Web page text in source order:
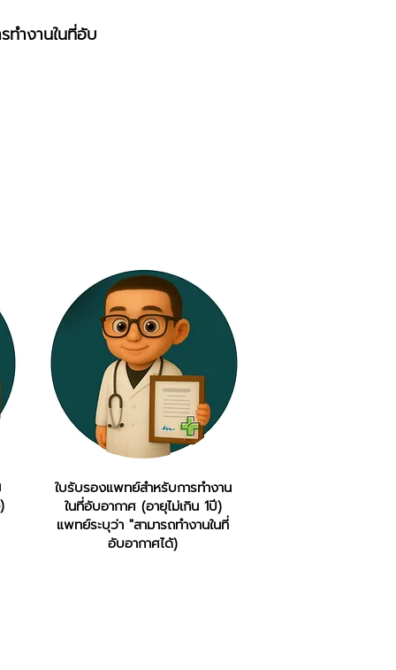
ทำงานในที่อับ
ใบรับรองแพทย์สำหรับการทำงาน
ในที่อับอากาศ (อายุไม่เกิน 1ปี)
แพทย์ระบุว่า "สามารถทำงานในที่
อับอากาศได้)